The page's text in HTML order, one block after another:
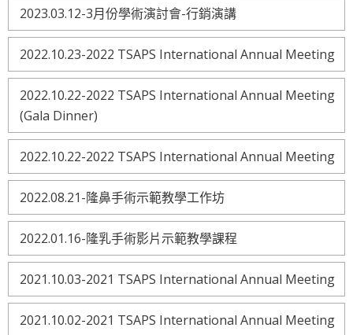
2023.03.12-3月份學術演討會-行銷演講
2022.10.23-2022 TSAPS International Annual Meeting
2022.10.22-2022 TSAPS International Annual Meeting
(Gala Dinner)
2022.10.22-2022 TSAPS International Annual Meeting
2022.08.21-隆鼻手術示範教學工作坊
2022.01.16-隆乳手術影片示範教學課程
2021.10.03-2021 TSAPS International Annual Meeting
2021.10.02-2021 TSAPS International Annual Meeting